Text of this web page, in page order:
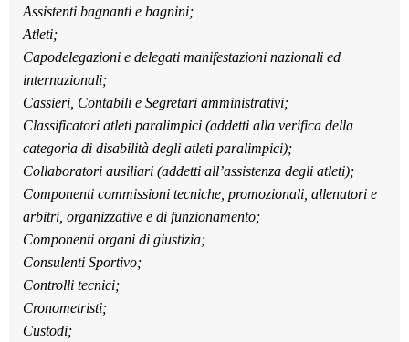
Assistenti bagnanti e bagnini;
Atleti;
Capodelegazioni e delegati manifestazioni nazionali ed
internazionali;
Cassieri, Contabili e Segretari amministrativi;
Classificatori atleti paralimpici (addetti alla verifica della
categoria di disabilità degli atleti paralimpici);
Collaboratori ausiliari (addetti all’assistenza degli atleti);
Componenti commissioni tecniche, promozionali, allenatori e
arbitri, organizzative e di funzionamento;
Componenti organi di giustizia;
Consulenti Sportivo;
Controlli tecnici;
Cronometristi;
Custodi;